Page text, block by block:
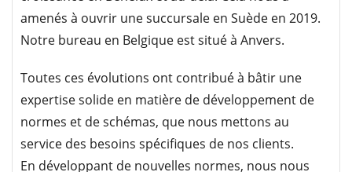
amenés à ouvrir une succursale en Suède en 2019.
Notre bureau en Belgique est situé à Anvers.
Toutes ces évolutions ont contribué à bâtir une
expertise solide en matière de développement de
normes et de schémas, que nous mettons au
service des besoins spécifiques de nos clients.
En développant de nouvelles normes, nous nous